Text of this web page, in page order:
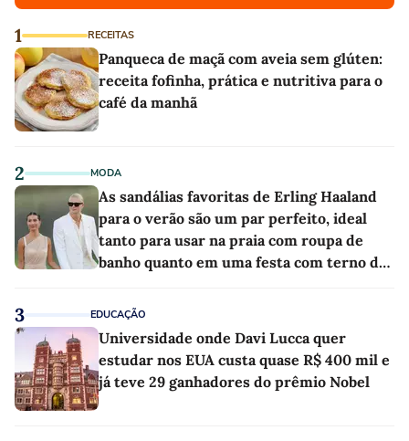
1 RECEITAS
Panqueca de maçã com aveia sem glúten:
receita fofinha, prática e nutritiva para o
café da manhã
2 MODA
As sandálias favoritas de Erling Haaland
para o verão são um par perfeito, ideal
tanto para usar na praia com roupa de
banho quanto em uma festa com terno de
3 EDUCAÇÃO
Universidade onde Davi Lucca quer
estudar nos EUA custa quase R$ 400 mil e
já teve 29 ganhadores do prêmio Nobel